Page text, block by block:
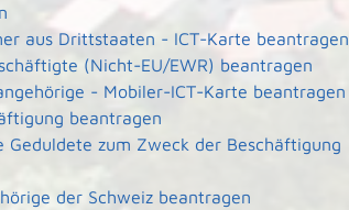
aus Drittstaaten - ICT-Karte beantragen
(Nicht-EU/EWR) beantragen
- Mobiler-ICT-Karte beantragen
beantragen
zum Zweck der Beschäftigung
der Schweiz beantragen